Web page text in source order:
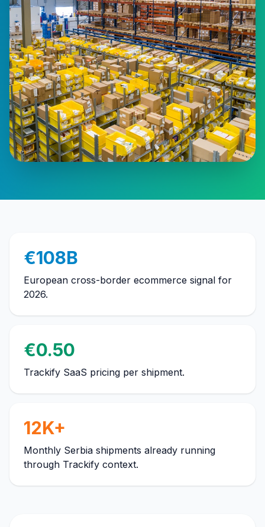
€108B
European cross-border ecommerce signal for
2026.
€0.50
Trackify SaaS pricing per shipment.
12K+
Monthly Serbia shipments already running
through Trackify context.